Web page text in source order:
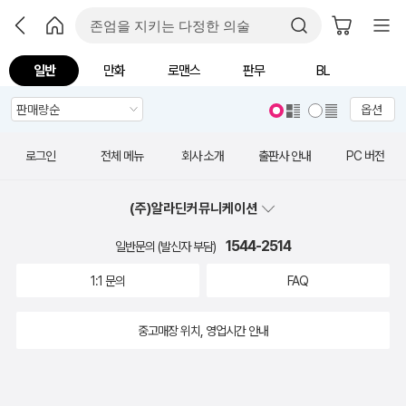
일반 만화 로맨스 판무 BL
옵션
로그인 전체 메뉴 회사 소개 출판사 안내 PC 버전
(주)알라딘커뮤니케이션
일반문의 (발신자 부담) 1544-2514
1:1 문의 FAQ
중고매장 위치, 영업시간 안내